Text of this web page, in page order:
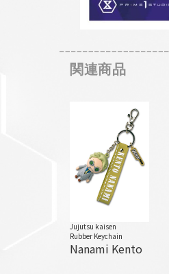
関連商品
Jujutsu kaisen
Rubber Keychain
Nanami Kento